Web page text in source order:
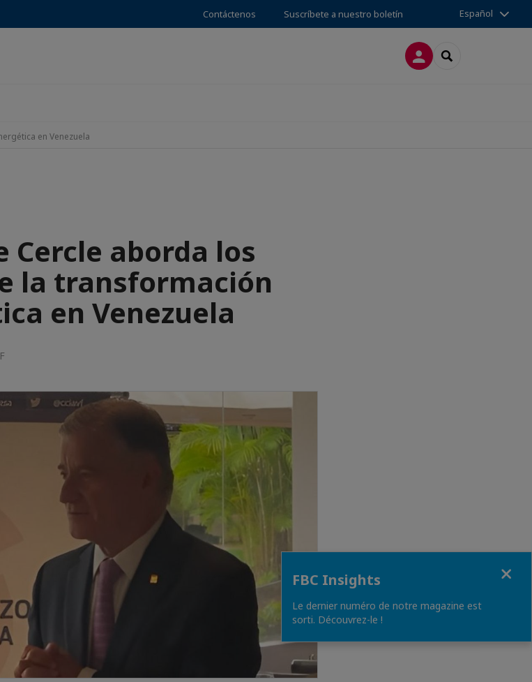
Contáctenos Suscríbete a nuestro boletín Español
CONECTARSE
SEARCH
en Venezuela
Cercle aborda los
la transformación
en Venezuela
FBC Insights
Le dernier numéro de notre magazine est
sorti. Découvrez-le !